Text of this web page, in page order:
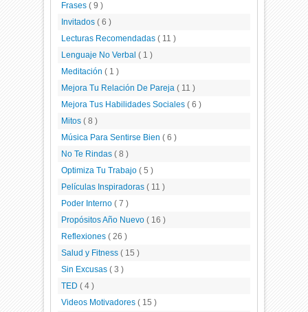
Frases( 9 )
Invitados( 6 )
Lecturas Recomendadas( 11 )
Lenguaje No Verbal( 1 )
Meditación( 1 )
Mejora Tu Relación De Pareja( 11 )
Mejora Tus Habilidades Sociales( 6 )
Mitos( 8 )
Música Para Sentirse Bien( 6 )
No Te Rindas( 8 )
Optimiza Tu Trabajo( 5 )
Películas Inspiradoras( 11 )
Poder Interno( 7 )
Propósitos Año Nuevo( 16 )
Reflexiones( 26 )
Salud y Fitness( 15 )
Sin Excusas( 3 )
TED( 4 )
Videos Motivadores( 15 )